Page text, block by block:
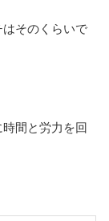
そのくらいで
間と労力を回